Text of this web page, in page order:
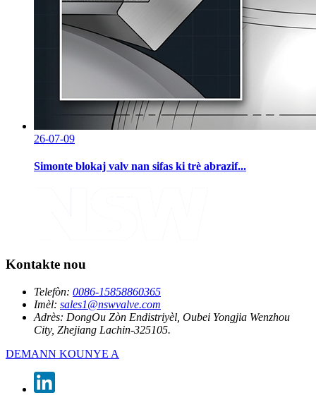
26-07-09
Simonte blokaj valv nan sifas ki trè abrazif...
Kontakte nou
Telefòn: 0086-15858860365
Imèl: sales1@nswvalve.com
Adrès: DongOu Zòn Endistriyèl, Oubei Yongjia Wenzhou
City, Zhejiang Lachin-325105.
DEMANN KOUNYE A